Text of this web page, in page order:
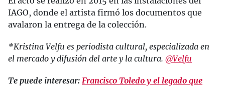
IAGO, donde el artista firmó los documentos que
avalaron la entrega de la colección.
*Kristina Velfu es periodista cultural, especializada en
el mercado y difusión del arte y la cultura. @Velfu
Te puede interesar: Francisco Toledo y el legado que